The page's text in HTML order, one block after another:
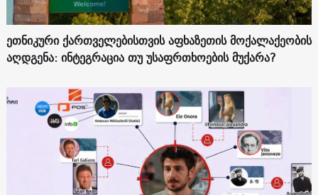
ეთნიკური ქართველებისთვის აფხაზეთის მოქალაქეობის
აღდგენა: ინტეგრაცია თუ უსაფრთხოების მუქარა?